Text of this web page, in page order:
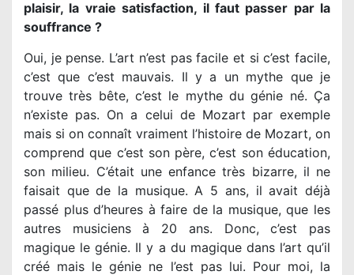
plaisir, la vraie satisfaction, il faut passer par la
souffrance ?
Oui, je pense. L’art n’est pas facile et si c’est facile,
c’est que c’est mauvais. Il y a un mythe que je
trouve très bête, c’est le mythe du génie né. Ça
n’existe pas. On a celui de Mozart par exemple
mais si on connaît vraiment l’histoire de Mozart, on
comprend que c’est son père, c’est son éducation,
son milieu. C’était une enfance très bizarre, il ne
faisait que de la musique. A 5 ans, il avait déjà
passé plus d’heures à faire de la musique, que les
autres musiciens à 20 ans. Donc, c’est pas
magique le génie. Il y a du magique dans l’art qu’il
créé mais le génie ne l’est pas lui. Pour moi, la